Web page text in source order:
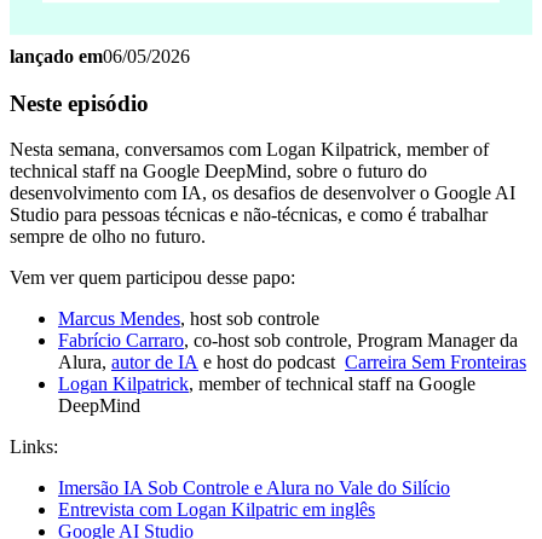
lançado em06/05/2026
Neste episódio
Nesta semana, conversamos com Logan Kilpatrick, member of
technical staff na Google DeepMind, sobre o futuro do
desenvolvimento com IA, os desafios de desenvolver o Google AI
Studio para pessoas técnicas e não-técnicas, e como é trabalhar
sempre de olho no futuro.
Vem ver quem participou desse papo:
⁠⁠Marcus Mendes⁠⁠, host sob controle
⁠⁠Fabrício Carraro⁠⁠, co-host sob controle, Program Manager da
Alura, ⁠⁠autor de IA⁠⁠ e host do podcast Carreira Sem Fronteiras
Logan Kilpatrick, member of technical staff na Google
DeepMind
Links:
Imersão IA Sob Controle e Alura no Vale do Silício
Entrevista com Logan Kilpatric em inglês
Google AI Studio